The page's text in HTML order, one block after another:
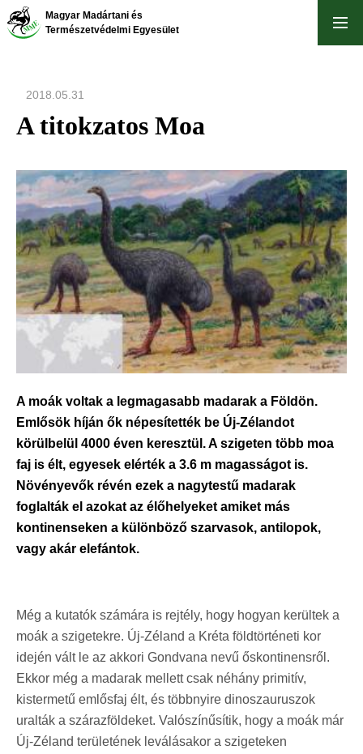
Ugrás
Magyar Madártani és
Természetvédelmi Egyesület
2018.05.31
A titokzatos Moa
A moák voltak a legmagasabb madarak a Földön.
Emlősök híján ők népesítették be Új-Zélandot
körülbelül 4000 éven keresztül. A szigeten több moa
faj is élt, egyesek elérték a 3.6 m magasságot is.
Növényevők révén ezek a nagytestű madarak
foglalták el azokat az élőhelyeket amiket más
kontinenseken a különböző szarvasok, antilopok,
vagy akár elefántok.
Még a kutatók számára is rejtély, hogy hogyan kerültek a
moák a szigetekre. Új-Zéland a Kréta földtörténeti kor
idején vált le az akkori Gondvana nevű őskontinensről.
Ekkor még a madarak mellett csak néhány primitív,
kistermetű emlősfaj élt, és többnyire dinoszauruszok
uralták a szárazföldeket. Valószínűsítik, hogy a moák már
Új-Zéland területének leválásakor a szigeteken